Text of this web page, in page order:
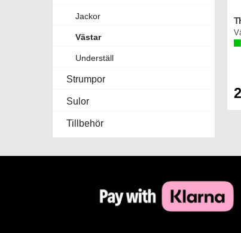
Jackor
Västar
Underställ
Strumpor
Sulor
Tillbehör